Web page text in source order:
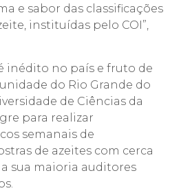
e sabor das classificações
instituídas pelo COI”,
inédito no país e fruto de
do Rio Grande do
de Ciências da
para realizar
semanais de
de azeites com cerca
sua maioria auditores